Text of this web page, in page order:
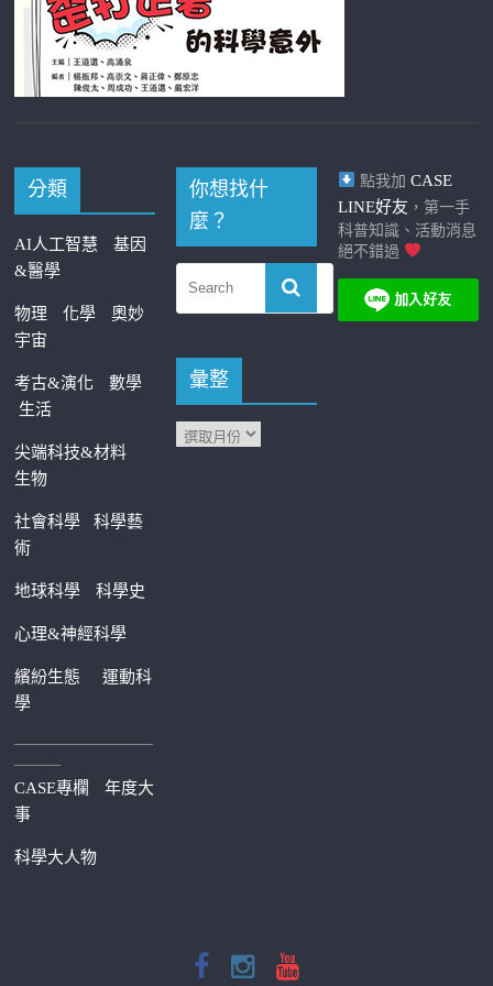
分類
AI人工智慧
基因
&醫學
物理 化學
奧妙
宇宙
考古&演化
數學
生活
尖端科技&材料
生物
社會科學科學藝
術
地球科學 科學史
心理&神經科學
繽紛生態運動科
學
—————————
———
CASE專欄
年度大
事
科學大人物
你想找什
麼？
彙整
點我加 CASE
LINE好友 ，第一手
科普知識、活動消息
絕不錯過